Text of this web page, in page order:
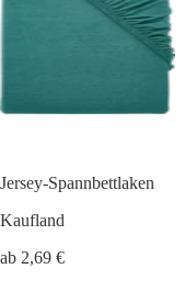
Jersey-Spannbettlaken
Kaufland
ab 2,69 €